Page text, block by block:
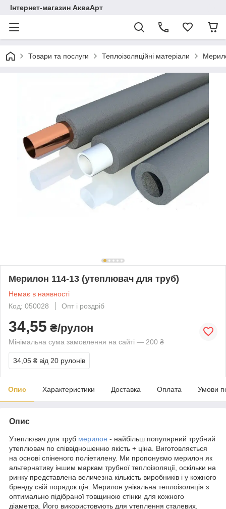
Інтернет-магазин АкваАрт
Товари та послуги Теплоізоляційні матеріали
Мерилон 114-13 (утеплювач для труб)
Немає в наявності
Код: 050028
Опт і роздріб
34,55 ₴/рулон
Мінімальна сума замовлення на сайті — 200 ₴
34,05 ₴ від 20 рулонів
Опис Характеристики Доставка Оплата Умови
Опис
Утеплювач для труб мерилон - найбільш популярний трубний
утеплювач по співвідношенню якість + ціна. Виготовляється
на основі спіненого поліетилену. Ми пропонуємо мерилон як
альтернативу іншим маркам трубної теплоізоляції, оскільки на
ринку представлена величезна кількість виробників і у кожного
бренду свій порядок цін. Мерилон унікальна теплоізоляція з
оптимально підібраної товщиною стінки для кожного
діаметра. Його використовують для утеплення сталевих,